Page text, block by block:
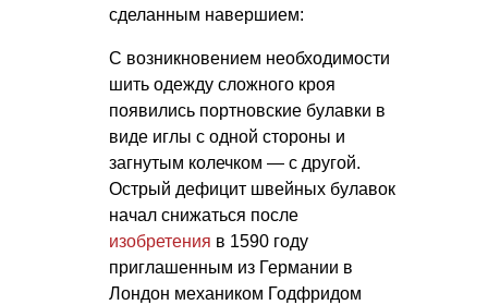
сделанным навершием:
С возникновением необходимости
шить одежду сложного кроя
появились портновские булавки в
виде иглы с одной стороны и
загнутым колечком — с другой.
Острый дефицит швейных булавок
начал снижаться после
изобретения в 1590 году
приглашенным из Германии в
Лондон механиком Годфридом